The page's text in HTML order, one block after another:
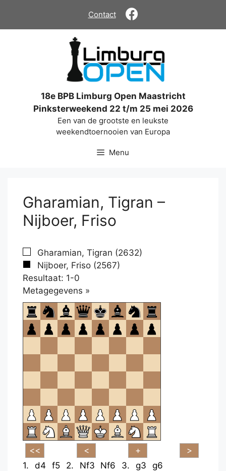
de
Contact
18e BPB Limburg Open Maastricht
Pinksterweekend 22 t/m 25 mei 2026
Een van de grootste en leukste
weekendtoernooien van Europa
Menu
Gharamian, Tigran –
Nijboer, Friso
Gharamian, Tigran (2632)
Nijboer, Friso (2567)
Resultaat: 1-0
Metagegevens »
om
te
openen.
1. d4 f5 2. Nf3 Nf6 3.g3
g6